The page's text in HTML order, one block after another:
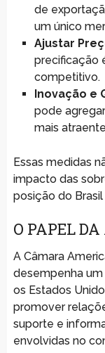
de
um único
Ajustar
precificação
competitivo.
Inovação e
pode
mais
Essas medidas
impacto das
posição do
O PAPEL
A Câmara
desempenha
os Estados
promover
suporte e
envolvidas no